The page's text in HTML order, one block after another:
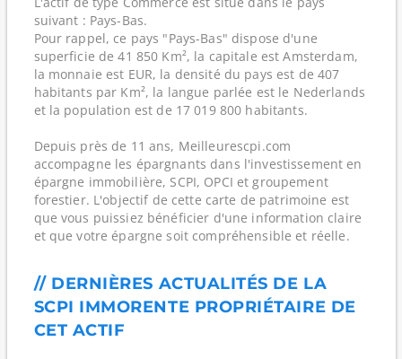
suivant : Pays-Bas.
Pour rappel, ce pays "Pays-Bas" dispose d'une
superficie de 41 850 Km², la capitale est Amsterdam,
la monnaie est EUR, la densité du pays est de 407
habitants par Km², la langue parlée est le Nederlands
et la population est de 17 019 800 habitants.
Depuis près de 11 ans, Meilleurescpi.com
accompagne les épargnants dans l'investissement en
épargne immobilière, SCPI, OPCI et groupement
forestier. L'objectif de cette carte de patrimoine est
que vous puissiez bénéficier d'une information claire
et que votre épargne soit compréhensible et réelle.
// DERNIÈRES ACTUALITÉS DE LA
SCPI IMMORENTE PROPRIÉTAIRE DE
CET ACTIF